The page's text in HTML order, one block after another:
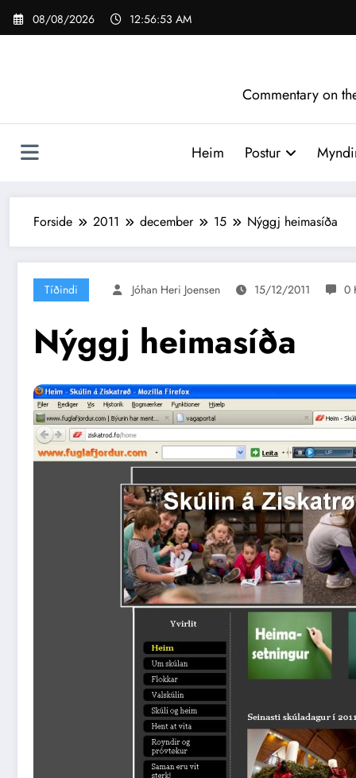
Videre
08/08/2026 12:56:54 AM
Commentary on
Heim Postur
Forside 2011 december 15 Nýggj heimasíða
Tíðindi Jóhan Heri Joensen 15/12/2011 0
Nýggj heimasíða